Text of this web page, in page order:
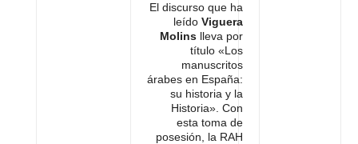
El discurso que ha
leído Viguera
Molinslleva por
título «Los
manuscritos
árabes en España:
su historia y la
Historia». Con
esta toma de
posesión, la RAH